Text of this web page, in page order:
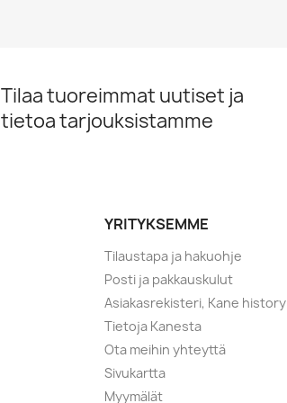
Tilaa tuoreimmat uutiset ja
tietoa tarjouksistamme
YRITYKSEMME
Tilaustapa ja hakuohje
Posti ja pakkauskulut
Asiakasrekisteri, Kane history
Tietoja Kanesta
Ota meihin yhteyttä
Sivukartta
Myymälät